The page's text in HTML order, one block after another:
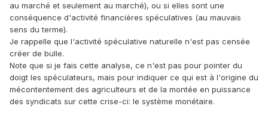
au marché et seulement au marché), ou si elles sont une
conséquence d'activité financières spéculatives (au mauvais
sens du terme).
Je rappelle que l'activité spéculative naturelle n'est pas censée
créer de bulle.
Note que si je fais cette analyse, ce n'est pas pour pointer du
doigt les spéculateurs, mais pour indiquer ce qui est à l'origine du
mécontentement des agriculteurs et de la montée en puissance
des syndicats sur cette crise-ci: le système monétaire.